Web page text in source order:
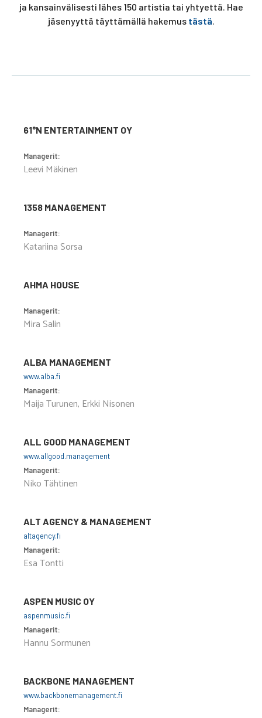
ja kansainvälisesti lähes 150 artistia tai yhtyettä. Hae
jäsenyyttä täyttämällä hakemus tästä.
61°N ENTERTAINMENT OY
Managerit:
Leevi Mäkinen
1358 MANAGEMENT
Managerit:
Katariina Sorsa
AHMA HOUSE
Managerit:
Mira Salin
ALBA MANAGEMENT
www.alba.fi
Managerit:
Maija Turunen, Erkki Nisonen
ALL GOOD MANAGEMENT
www.allgood.management
Managerit:
Niko Tähtinen
ALT AGENCY & MANAGEMENT
altagency.fi
Managerit:
Esa Tontti
ASPEN MUSIC OY
aspenmusic.fi
Managerit:
Hannu Sormunen
BACKBONE MANAGEMENT
www.backbonemanagement.fi
Managerit: